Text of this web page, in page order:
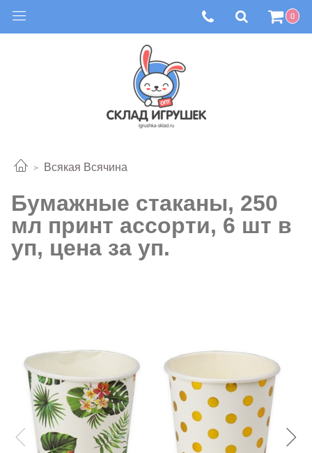
0
Всякая Всячина
Бумажные стаканы, 250
мл принт ассорти, 6 шт в
уп, цена за уп.